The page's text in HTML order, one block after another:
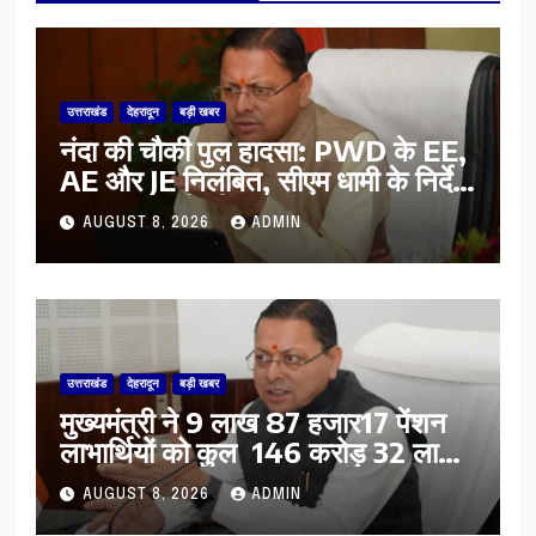
उत्तराखंड देहरादून बड़ी खबर
नंदा की चौकी पुल हादसा: PWD के EE,
AE और JE निलंबित, सीएम धामी के निर्देश
पर सख्त कार्रवाई
AUGUST 8, 2026 ADMIN
उत्तराखंड देहरादून बड़ी खबर
मुख्यमंत्री ने 9 लाख 87 हजार17 पेंशन
लाभार्थियों को कुल 146 करोड़ 32 लाख
की पेंशन राशि का किया भुगतान
AUGUST 8, 2026 ADMIN